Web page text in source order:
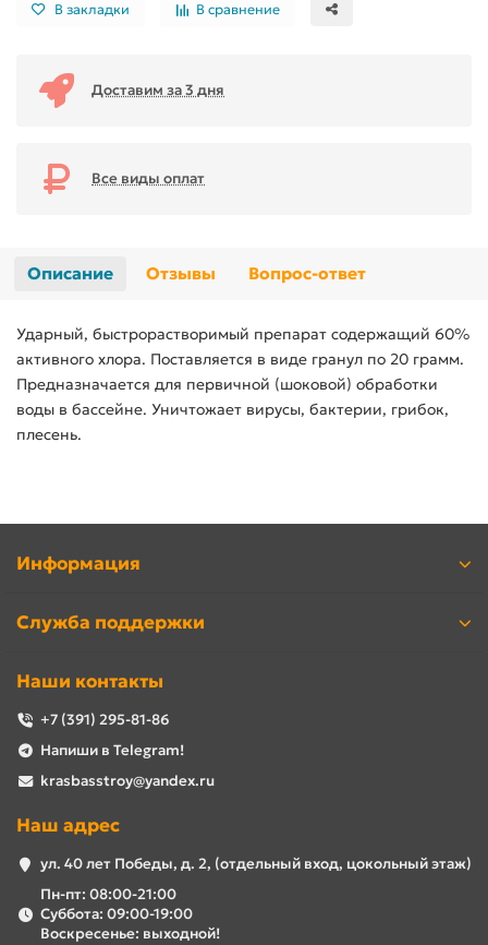
В закладки В сравнение
Доставим за 3 дня
Все виды оплат
Описание Отзывы Вопрос-ответ
Ударный, быстрорастворимый препарат содержащий 60%
активного хлора. Поставляется в виде гранул по 20 грамм.
Предназначается для первичной (шоковой) обработки
воды в бассейне. Уничтожает вирусы, бактерии, грибок,
плесень.
Информация
Служба поддержки
Наши контакты
+7 (391) 295-81-86
Напиши в Telegram!
krasbasstroy@yandex.ru
Наш адрес
ул. 40 лет Победы, д. 2, (отдельный вход, цокольный этаж)
Пн-пт: 08:00-21:00
Суббота: 09:00-19:00
Воскресенье: выходной!